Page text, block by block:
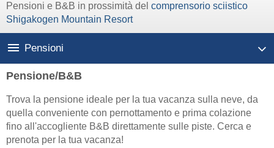
Pensioni e B&B in prossimità del comprensorio sciistico
Shigakogen Mountain Resort
Pensioni
Pensione/B&B
Trova la pensione ideale per la tua vacanza sulla neve, da
quella conveniente con pernottamento e prima colazione
fino all'accogliente B&B direttamente sulle piste. Cerca e
prenota per la tua vacanza!